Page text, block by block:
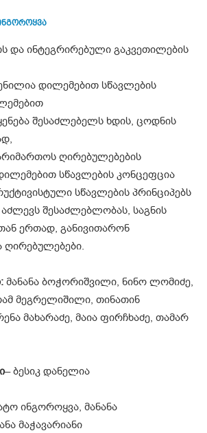
და ინტეგრირებული გაკვეთილების
დილემებით სწავლების
შესაძლებელს ხდის, ცოდნის
ღირებულებების
სწავლების კონცეფცია
სწავლების პრინციპებს
შესაძლებლობას, საგნის
ერთად, განივითარონ
მანანა ბოჭორიშვილი, ნინო ლომიძე,
მეგრელიშილი, თინათინ
მახარაძე, მაია ფირჩხაძე, თამარ
– ბესიკ დანელია
ინგოროყვა, მანანა
მაჭავარიანი